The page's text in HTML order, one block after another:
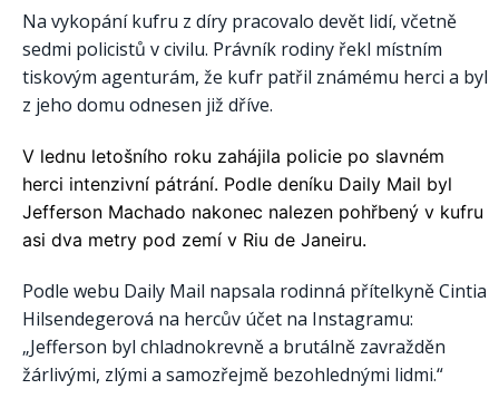
Na vykopání kufru z díry pracovalo devět lidí, včetně
sedmi policistů v civilu. Právník rodiny řekl místním
tiskovým agenturám, že kufr patřil známému herci a byl
z jeho domu odnesen již dříve.
V lednu letošního roku zahájila policie po slavném
herci intenzivní pátrání. Podle deníku Daily Mail byl
Jefferson Machado nakonec nalezen pohřbený v kufru
asi dva metry pod zemí v Riu de Janeiru.
Podle webu Daily Mail napsala rodinná přítelkyně Cintia
Hilsendegerová na hercův účet na Instagramu:
„Jefferson byl chladnokrevně a brutálně zavražděn
žárlivými, zlými a samozřejmě bezohlednými lidmi.“